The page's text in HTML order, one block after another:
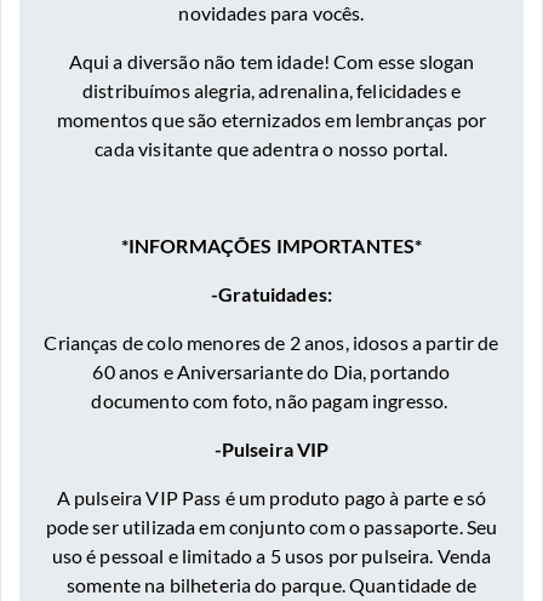
novidades para vocês.
Aqui a diversão não tem idade! Com esse slogan
distribuímos alegria, adrenalina, felicidades e
momentos que são eternizados em lembranças por
cada visitante que adentra o nosso portal.
*INFORMAÇÕES IMPORTANTES*
-Gratuidades:
Crianças de colo menores de 2 anos, idosos a partir de
60 anos e Aniversariante do Dia, portando
documento com foto, não pagam ingresso.
-Pulseira VIP
A pulseira VIP Pass é um produto pago à parte e só
pode ser utilizada em conjunto com o passaporte. Seu
uso é pessoal e limitado a 5 usos por pulseira. Venda
somente na bilheteria do parque. Quantidade de